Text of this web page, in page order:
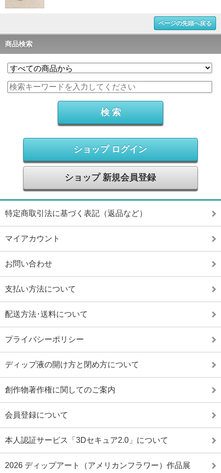
ページの先頭へ戻る
商品検索
ショップ ログイン
ショップ 新規会員登録
特定商取引法に基づく表記（返品など）
マイアカウント
お問い合わせ
支払い方法について
配送方法･送料について
プライバシーポリシー
ディップ液の開け方と閉め方について
創作物著作権に関してのご案内
会員登録について
本人認証サービス「3Dセキュア2.0」について
2026 ディップアート（アメリカンフラワー）作品展